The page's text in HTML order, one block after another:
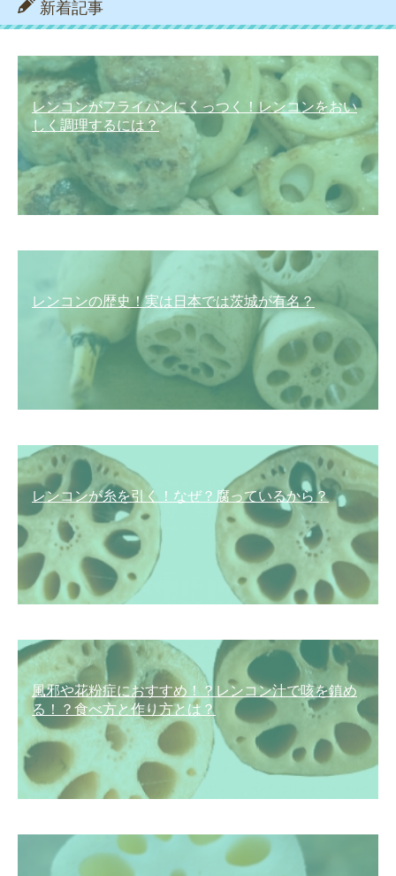
新着記事
レンコンがフライパンにくっつく！レンコンをおい
しく調理するには？
レンコンの歴史！実は日本では茨城が有名？
レンコンが糸を引く！なぜ？腐っているから？
風邪や花粉症におすすめ！？レンコン汁で咳を鎮め
る！？食べ方と作り方とは？